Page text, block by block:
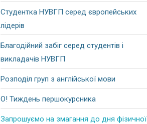
Студентка НУВГП серед європейських
лідерів
Благодійний забіг серед студентів і
викладачів НУВГП
Розподіл груп з англійської мови
О! Тиждень першокурсника
Запрошуємо на змагання до дня фізичної